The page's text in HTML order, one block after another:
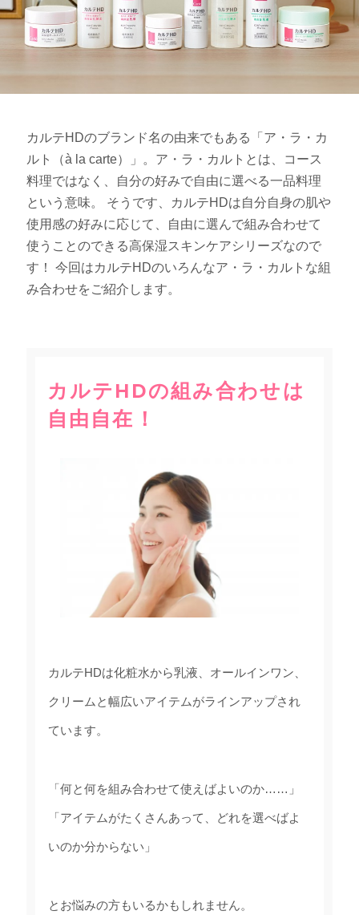
カルテHDのブランド名の由来でもある「ア・ラ・カ
ルト（à la carte）」。ア・ラ・カルトとは、コース
料理ではなく、自分の好みで自由に選べる一品料理
という意味。 そうです、カルテHDは自分自身の肌や
使用感の好みに応じて、自由に選んで組み合わせて
使うことのできる高保湿スキンケアシリーズなので
す！ 今回はカルテHDのいろんなア・ラ・カルトな組
み合わせをご紹介します。
カルテHDの組み合わせは
自由自在！
カルテHDは化粧水から乳液、オールインワン、
クリームと幅広いアイテムがラインアップされ
ています。
「何と何を組み合わせて使えばよいのか……」
「アイテムがたくさんあって、どれを選べばよ
いのか分からない」
とお悩みの方もいるかもしれません。